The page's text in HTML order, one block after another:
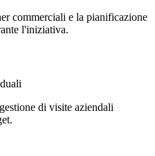
commerciali e la pianificazione
l'iniziativa.
di visite aziendali